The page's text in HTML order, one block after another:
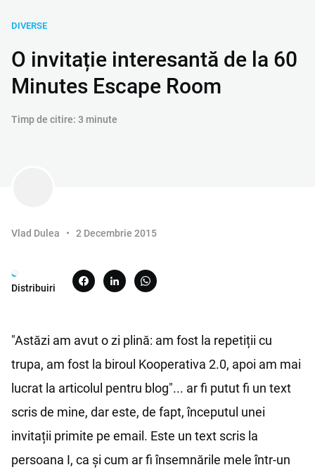
DIVERSE
O invitație interesantă de la 60
Minutes Escape Room
Timp de citire: 3 minute
Vlad Dulea 2 Decembrie 2015
Distribuiri
"Astăzi am avut o zi plină: am fost la repetiții cu
trupa, am fost la biroul Kooperativa 2.0, apoi am mai
lucrat la articolul pentru blog"... ar fi putut fi un text
scris de mine, dar este, de fapt, începutul unei
invitații primite pe email. Este un text scris la
persoana I, ca și cum ar fi însemnările mele într-un